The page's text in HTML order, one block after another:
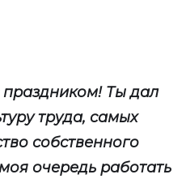
праздником! Ты дал
труда, самых
собственного
очередь работать